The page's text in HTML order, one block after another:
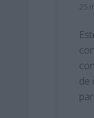
25
de